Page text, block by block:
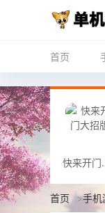
首页
快
首页 >手机